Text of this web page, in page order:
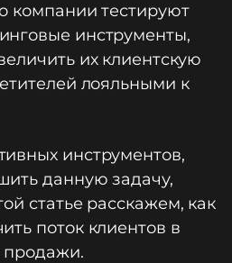
компании тестируют
инструменты,
их клиентскую
лояльными к
инструментов,
данную задачу,
статье расскажем, как
поток клиентов в
продажи.